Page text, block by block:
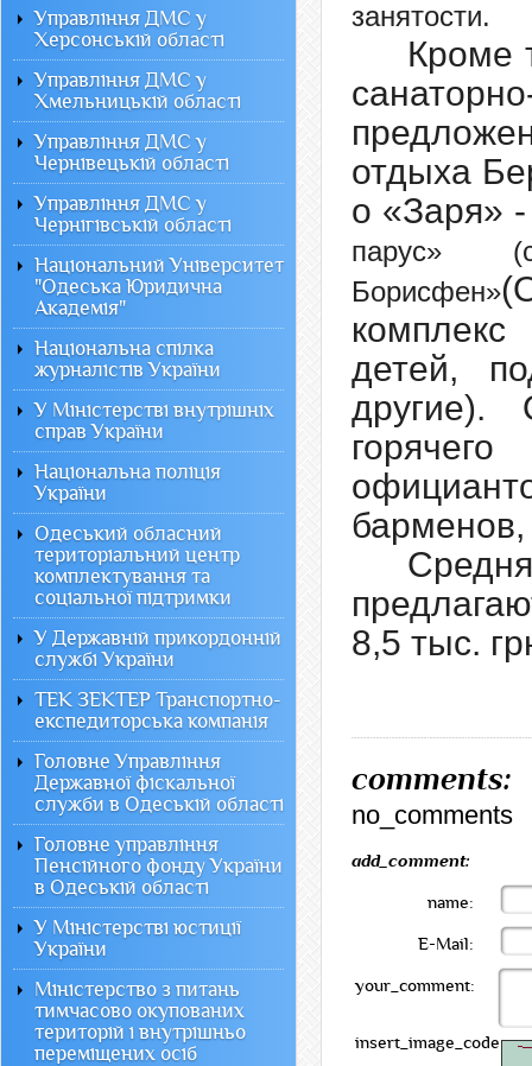
занятости.
Кроме
отдыха
о «Заря»
парус»
Борисфен»
детей,
другие).
8,5 тыс.
comments:
no_comments
add_comment:
name:
E-Mail:
your_comment:
insert_image_code:
Управління ДМС у
Херсонській області
Управління ДМС у
Хмельницькій області
Управління ДМС у
Чернівецькій області
Управління ДМС у
Чернігівській області
Національний Університет
"Одеська Юридична
Академія"
Національна спілка
журналістів України
У Міністерстві внутрішніх
справ України
Національна поліція
України
Одеський обласний
територіальний центр
комплектування та
соціальної підтримки
У Державній прикордонній
службі України
ТЕК ЗЕКТЕР Транспортно-
експедиторська компанія
Головне Управління
Державної фіскальної
служби в Одеській області
Головне управління
Пенсійного фонду України
в Одеській області
У Міністерстві юстиції
України
Міністерство з питань
тимчасово окупованих
територій і внутрішньо
переміщених осіб